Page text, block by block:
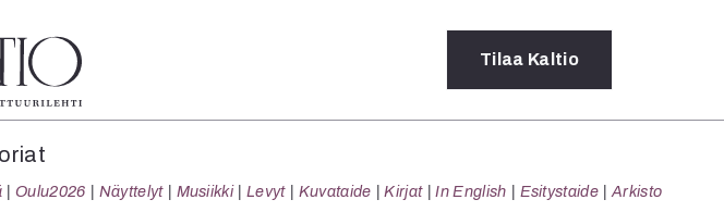
Tilaus ja
Tilaa Kaltio
Oulu2026 Näyttelyt Musiikki Levyt Kuvataide Kirjat In English Esitystaide Arkisto